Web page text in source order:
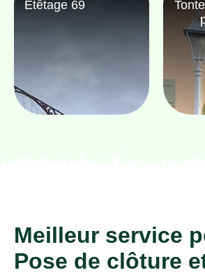
Etêtage 69
Meilleur service
Pose de clôture